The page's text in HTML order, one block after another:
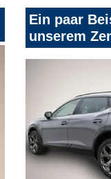
Ein paar
unserem